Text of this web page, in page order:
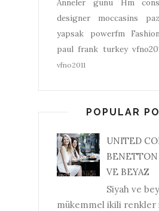
Anneler gunu Hm
designer
moccasins
yapsak
powerfm
paul frank turkey
vfno2011
POPULAR
UNITED
VE BEYAZ
Siyah ve
mükemmel ikili renkler